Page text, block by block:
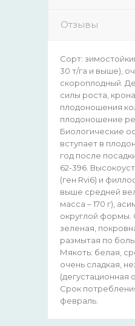
Отзывы
Сорт:
30 т/га и выше),
скороплодный.
силы роста,
плодоношения
плодоношение
Биологические
вступает в
год после
62-396.
(ген Rvi6) и
выше средней
масса – 170 г),
округлой формы.
зеленая,
размытая по
Мякоть: белая,
очень сладкая,
(дегустационная
Срок
февраль.